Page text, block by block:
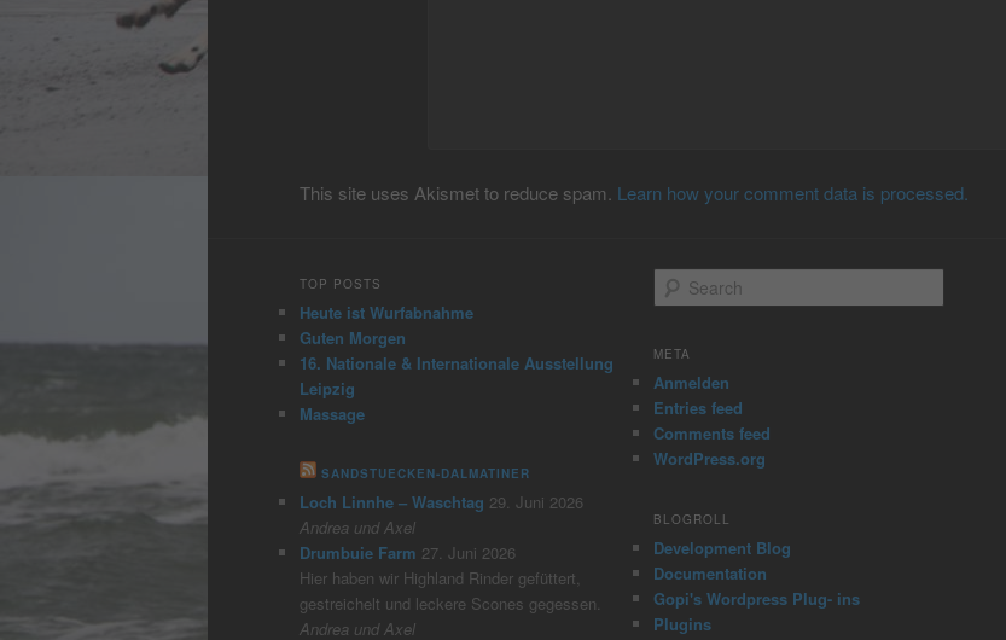
This site uses Akismet to reduce spam. Learn how your comment data is processed.
TOP POSTS
Heute ist Wurfabnahme
Guten Morgen
16. Nationale & Internationale Ausstellung
Leipzig
Massage
SANDSTUECKEN-DALMATINER
Loch Linnhe – Waschtag 29. Juni 2026
Andrea und Axel
Drumbuie Farm 27. Juni 2026
Hier haben wir Highland Rinder gefüttert,
gestreichelt und leckere Scones gegessen.
Andrea und Axel
e
r
h
META
Anmelden
Entries feed
Comments feed
WordPress.org
BLOGROLL
Development Blog
Documentation
Gopi's Wordpress Plug- ins
Plugins